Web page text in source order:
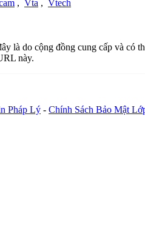
, Vta , Vtech
là do cộng đồng cung cấp và có
này.
Pháp Lý - Chính Sách Bảo Mật